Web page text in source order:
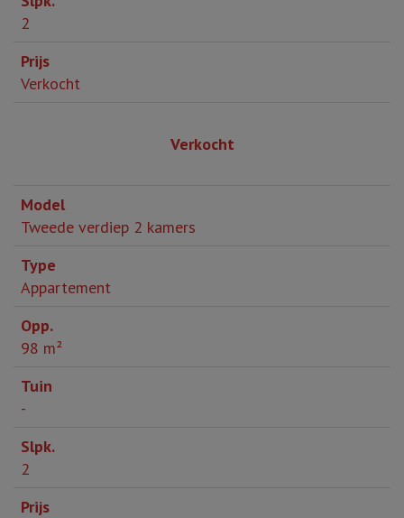
2
Verkocht
Verkocht
Tweede verdiep 2 kamers
Appartement
98 m²
-
2